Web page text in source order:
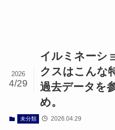
イルミネーシ
クスはこんな
過去データを
め。
2026
4/29
未分類 2026.04.29